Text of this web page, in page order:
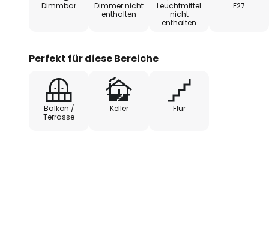
Dimmbar
Dimmer nicht
enthalten
Leuchtmittel
nicht
enthalten
E27
Perfekt für diese Bereiche
Balkon /
Terrasse
Keller Flur